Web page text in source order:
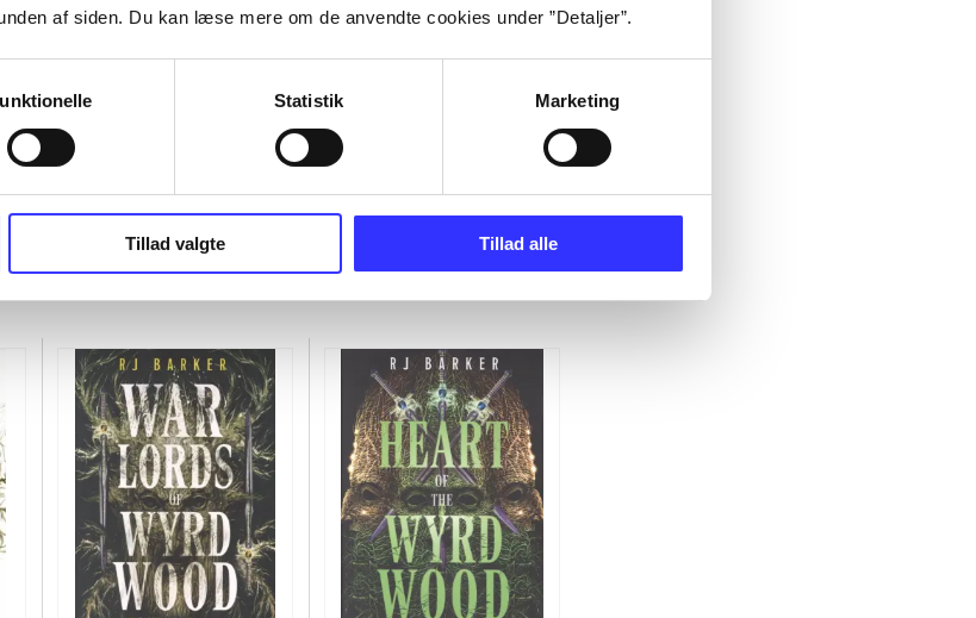
af siden. Du kan læse mere om de anvendte cookies under ”Detaljer”.
Statistik Marketing
Tillad valgte Tillad alle